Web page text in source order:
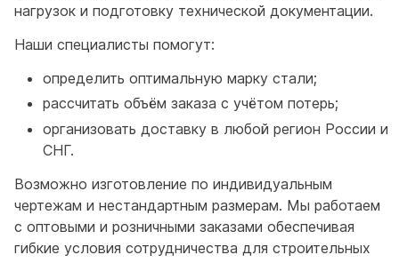
нагрузок и подготовку технической документации.
Наши специалисты помогут:
определить оптимальную марку стали;
рассчитать объём заказа с учётом потерь;
организовать доставку в любой регион России и
СНГ.
Возможно изготовление по индивидуальным
чертежам и нестандартным размерам. Мы работаем
с оптовыми и розничными заказами обеспечивая
гибкие условия сотрудничества для строительных